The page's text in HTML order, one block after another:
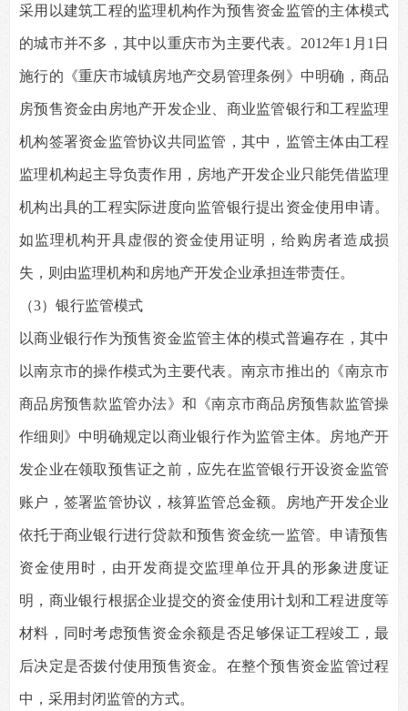
采用以建筑工程的监理机构作为预售资金监管的主体模式
的城市并不多，其中以重庆市为主要代表。2012年1月1日
施行的《重庆市城镇房地产交易管理条例》中明确，商品
房预售资金由房地产开发企业、商业监管银行和工程监理
机构签署资金监管协议共同监管，其中，监管主体由工程
监理机构起主导负责作用，房地产开发企业只能凭借监理
机构出具的工程实际进度向监管银行提出资金使用申请。
如监理机构开具虚假的资金使用证明，给购房者造成损
失，则由监理机构和房地产开发企业承担连带责任。
（3）银行监管模式
以商业银行作为预售资金监管主体的模式普遍存在，其中
以南京市的操作模式为主要代表。南京市推出的《南京市
商品房预售款监管办法》和《南京市商品房预售款监管操
作细则》中明确规定以商业银行作为监管主体。房地产开
发企业在领取预售证之前，应先在监管银行开设资金监管
账户，签署监管协议，核算监管总金额。房地产开发企业
依托于商业银行进行贷款和预售资金统一监管。申请预售
资金使用时，由开发商提交监理单位开具的形象进度证
明，商业银行根据企业提交的资金使用计划和工程进度等
材料，同时考虑预售资金余额是否足够保证工程竣工，最
后决定是否拨付使用预售资金。在整个预售资金监管过程
中，采用封闭监管的方式。